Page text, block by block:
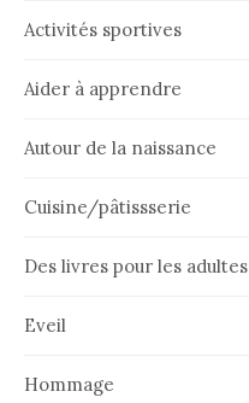
Activités sportives
Aider à apprendre
Autour de la naissance
Cuisine/pâtissserie
Des livres pour les adultes
Eveil
Hommage